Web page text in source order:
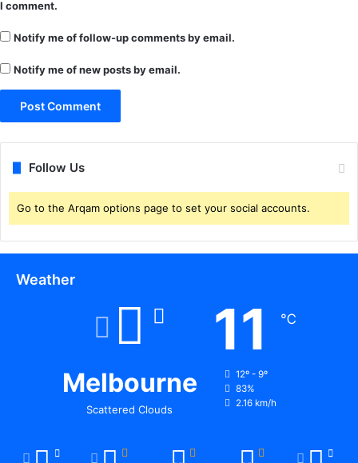
प
भा
सं
ग
न
भी
क्ला
I comment.
Notify me of follow-up comments by email.
Notify me of new posts by email.
Follow Us
Go to the Arqam options page to set your social accounts.
Weather
Melbourne
Scattered Clouds
11 ℃
12º - 9º
83%
2.16 km/h